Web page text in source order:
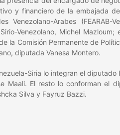
y financiero de la embajada
Venezolano-Arabes
Venezolano, Michel
la Comisión Permanente de
diputada Vanesa Montero.
Siria lo integran el
Maali. El resto lo conforman el
Silva y Fayruz Bazzi.